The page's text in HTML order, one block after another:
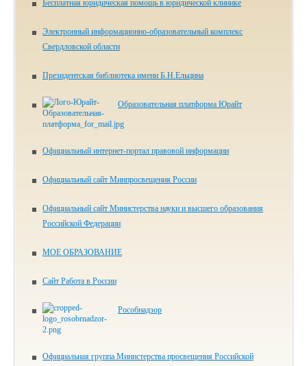
Бесплатная юридическая помощь в юридической клинике
Электронный информационно-образовательный комплекс
Свердловской области
Президентская библиотека имени Б.Н.Ельцина
Образовательная платформа Юрайт
Официальный интернет-портал правовой информации
Официальный сайт Минпросвещения России
Официальный сайт Министерства науки и высшего образования
Российской Федерации
МОЕ ОБРАЗОВАНИЕ
Сайт Работа в России
Рособнадзор
Официальная группа Министерства просвещения Российской